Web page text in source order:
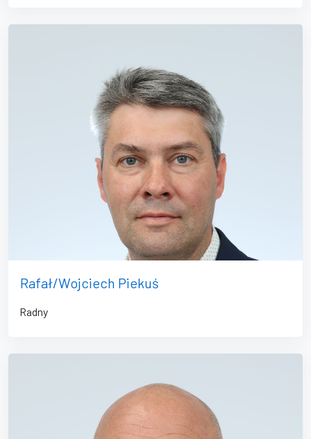
Rafał/Wojciech Piekuś
Radny